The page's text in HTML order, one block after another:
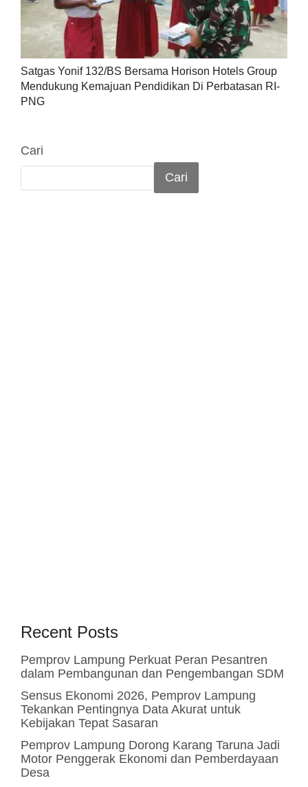
Satgas Yonif 132/BS Bersama Horison Hotels Group
Mendukung Kemajuan Pendidikan Di Perbatasan RI-
PNG
Cari
Cari
Recent Posts
Pemprov Lampung Perkuat Peran Pesantren
dalam Pembangunan dan Pengembangan SDM
Sensus Ekonomi 2026, Pemprov Lampung
Tekankan Pentingnya Data Akurat untuk
Kebijakan Tepat Sasaran
Pemprov Lampung Dorong Karang Taruna Jadi
Motor Penggerak Ekonomi dan Pemberdayaan
Desa